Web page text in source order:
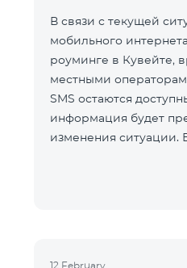
В связи с текущей
мобильного
роуминге в Кувейте,
местными
SMS остаются
информация будет
изменения ситуации.
12 February